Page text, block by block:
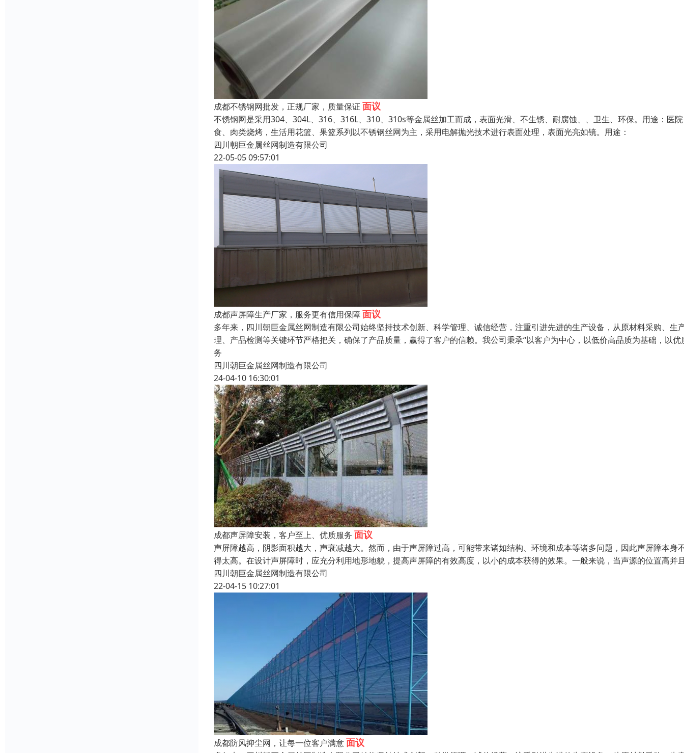
成都不锈钢网批发，正规厂家，质量保证 面议
不锈钢网是采用304、304L、316、316L、310、310s等金属丝加工而成，表面光滑、不生锈、耐腐蚀、、卫生、环保。用途：医
食、肉类烧烤，生活用花篮、果篮系列以不锈钢丝网为主，采用电解抛光技术进行表面处理，表面光亮如镜。用途：
四川朝巨金属丝网制造有限公司
22-05-05 09:57:01
成都声屏障生产厂家，服务更有信用保障面议
多年来，四川朝巨金属丝网制造有限公司始终坚持技术创新、科学管理、诚信经营，注重引进先进的生产设备，从原材料采购、生
理、产品检测等关键环节严格把关，确保了产品质量，赢得了客户的信赖。我公司秉承“以客户为中心，以低价高品质为基础，以优
务
四川朝巨金属丝网制造有限公司
24-04-10 16:30:01
成都声屏障安装，客户至上、优质服务 面议
声屏障越高，阴影面积越大，声衰减越大。然而，由于声屏障过高，可能带来诸如结构、环境和成本等诸多问题，因此声屏障本身
得太高。在设计声屏障时，应充分利用地形地貌，提高声屏障的有效高度，以小的成本获得的效果。一般来说，当声源的位置高并
四川朝巨金属丝网制造有限公司
22-04-15 10:27:01
成都防风抑尘网，让每一位客户满意面议